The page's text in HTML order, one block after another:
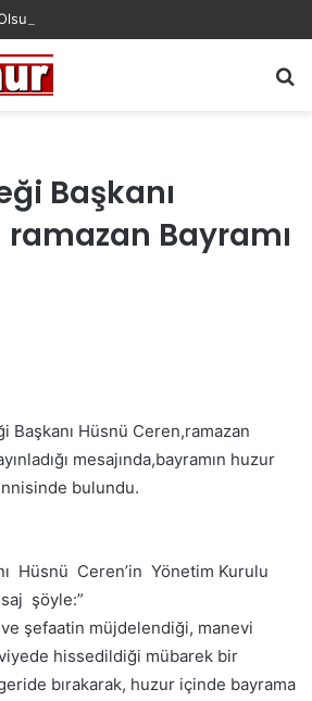
Duygu Öksüz Canova
Başkanı
ramazan Bayramı
Başkanı Hüsnü Ceren,ramazan
mesajında,bayramın huzur
bulundu.
Hüsnü Ceren’in Yönetim Kurulu
şöyle:”
şefaatin müjdelendiği, manevi
hissedildiği mübarek bir
bırakarak, huzur içinde bayrama